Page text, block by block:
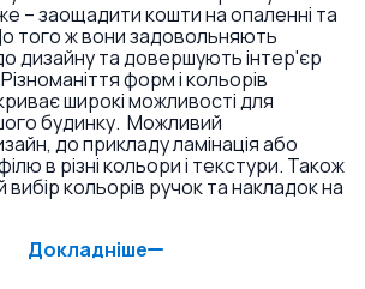
– заощадити кошти на опаленні та
того ж вони задовольняють
дизайну та довершують інтер'єр
форм і кольорів
широкі можливості для
будинку. Можливий
до прикладу ламінація або
в різні кольори і текстури. Також
кольорів ручок та накладок на
Докладніше